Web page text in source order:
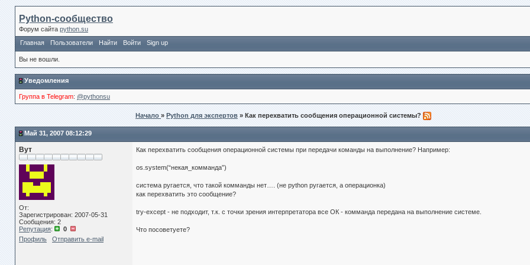
Python-сообщество
Форум сайта python.su
Главная
Пользователи Найти Войти Sign up
Вы не вошли.
Уведомления
Группа в Telegram: @pythonsu
Начало»Python для экспертов » Как перехватить сообщения операционной системы?
Май 31, 2007 08:12:29
Вут
От:
Зарегистрирован: 2007-05-31
Сообщения: 2
Репутация:
0
Профиль
Отправить e-mail
Как перехватить сообщения операционной системы при передачи команды на выполнение? Например:
os.system(“некая_комманда”)
система ругается, что такой комманды нет…. (не python ругается, а операционка)
как перехватить это сообщение?
try-except - не подходит, т.к. с точки зрения интерпретатора все ОК - комманда передана на выполнение системе.
Что посоветуете?